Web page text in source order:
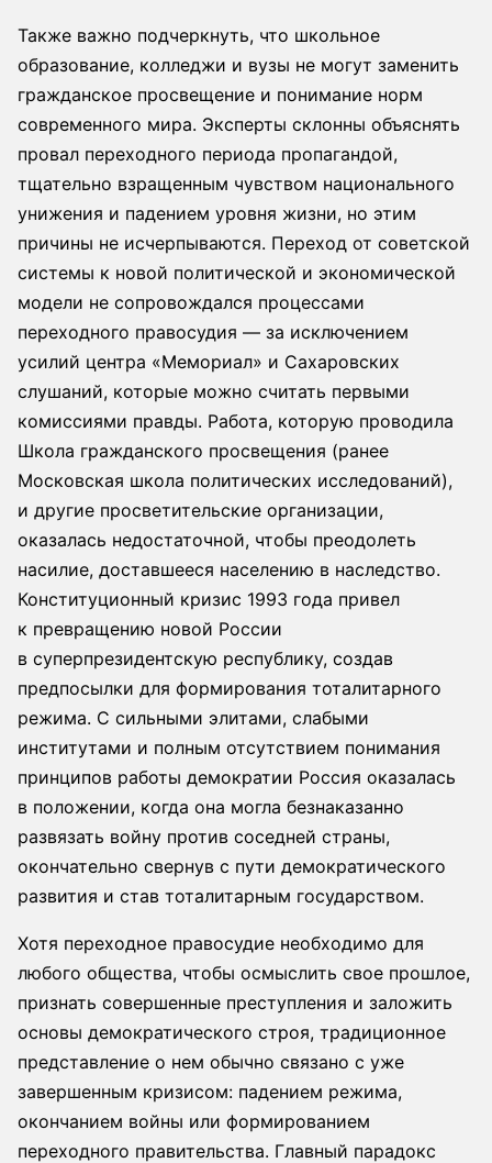
Также важно подчеркнуть, что школьное
образование, колледжи и вузы не могут заменить
гражданское просвещение и понимание норм
современного мира. Эксперты склонны объяснять
провал переходного периода пропагандой,
тщательно взращенным чувством национального
унижения и падением уровня жизни, но этим
причины не исчерпываются. Переход от советской
системы к новой политической и экономической
модели не сопровождался процессами
переходного правосудия — за исключением
усилий центра «Мемориал» и Сахаровских
слушаний, которые можно считать первыми
комиссиями правды. Работа, которую проводила
Школа гражданского просвещения (ранее
Московская школа политических исследований),
и другие просветительские организации,
оказалась недостаточной, чтобы преодолеть
насилие, доставшееся населению в наследство.
Конституционный кризис 1993 года привел
к превращению новой России
в суперпрезидентскую республику, создав
предпосылки для формирования тоталитарного
режима. С сильными элитами, слабыми
институтами и полным отсутствием понимания
принципов работы демократии Россия оказалась
в положении, когда она могла безнаказанно
развязать войну против соседней страны,
окончательно свернув с пути демократического
развития и став тоталитарным государством.
Хотя переходное правосудие необходимо для
любого общества, чтобы осмыслить свое прошлое,
признать совершенные преступления и заложить
основы демократического строя, традиционное
представление о нем обычно связано с уже
завершенным кризисом: падением режима,
окончанием войны или формированием
переходного правительства. Главный парадокс